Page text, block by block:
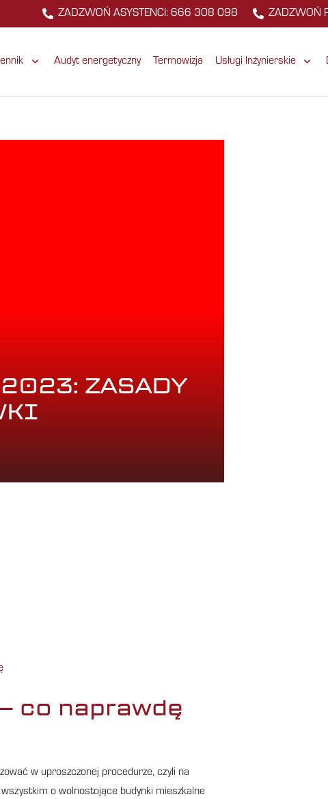
ZADZWOŃ ASYSTENCI: 666 308 098 ZADZWOŃ
Audyt energetyczny Termowizja Usługi Inżynierskie
ZASADY
co naprawdę
w uproszczonej procedurze, czyli na
o wolnostojące budynki mieszkalne